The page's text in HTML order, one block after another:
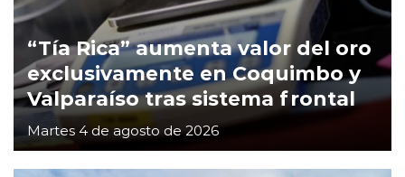
“Tía Rica” aumenta valor del oro
exclusivamente en Coquimbo y
Valparaíso tras sistema frontal
Martes 4 de agosto de 2026